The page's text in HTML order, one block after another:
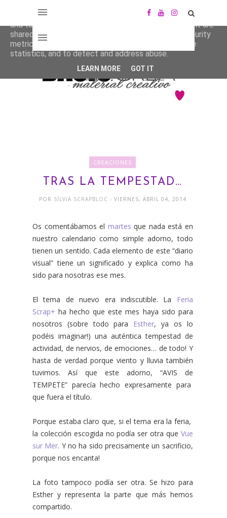
CREACIONES
TRAS LA TEMPESTAD…
POR SÍLVIA SCRAPBLOC - VIERNES, ABRIL 04, 2014
Os comentábamos el martes que nada está en
nuestro calendario como simple adorno, todo
tienen un sentido. Cada elemento de este “diario
visual” tiene un significado y explica como ha
sido para nosotras ese mes.
El tema de nuevo era indiscutible. La
Feria
Scrap+ ha hecho que este mes haya sido para
nosotros (sobre todo para Esther, ya os lo
podéis imaginar!) una auténtica tempestad de
actividad, de nervios, de emociones… de todo! Y
hasta de verdad porque viento y lluvia también
tuvimos. Así que este adorno, “AVIS de
TEMPETE” parecía hecho expresamente para
que fuera el título.
Porque estaba claro que, si el tema era la feria,
la colección escogida no podía ser otra que Vue
sur Mer. Y no ha sido precisamente un sacrificio,
porque nos encanta!
La foto tampoco podía ser otra. Se hizo para
Esther y representa la parte que más hemos
compartido.
This site uses cookies from Google to deliver its services
and to analyze traffic. Your IP address and user-agent are
shared with Google along with performance and security
metrics to ensure quality of service, generate usage
statistics, and to detect and address abuse.
LEARN MORE GOT IT